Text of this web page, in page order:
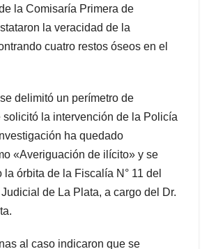
la Comisaría Primera de
la veracidad de la
cuatro restos óseos en el
delimitó un perímetro de
solicitó la intervención de la Policía
ha quedado
«Averiguación de ilícito» y se
órbita de la Fiscalía N° 11 del
de La Plata, a cargo del Dr.
al caso indicaron que se